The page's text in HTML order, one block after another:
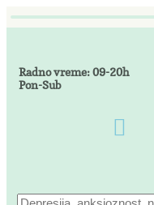
Radno vreme: 09-20h
Pon-Sub
